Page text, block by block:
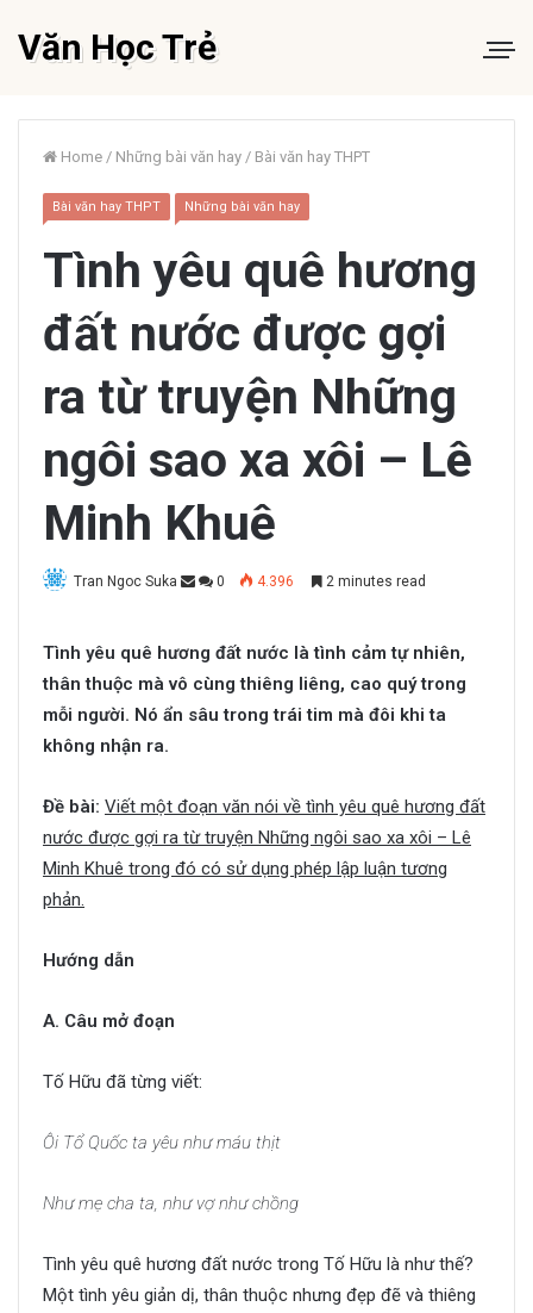
Văn Học Trẻ
Home / Những bài văn hay / Bài văn hay THPT
Bài văn hay THPT Những bài văn hay
Tình yêu quê hương
đất nước được gợi
ra từ truyện Những
ngôi sao xa xôi – Lê
Minh Khuê
Tran Ngoc Suka 0 4.396 2 minutes read
Tình yêu quê hương đất nước là tình cảm tự nhiên,
thân thuộc mà vô cùng thiêng liêng, cao quý trong
mỗi người. Nó ẩn sâu trong trái tim mà đôi khi ta
không nhận ra.
Đề bài: Viết một đoạn văn nói về tình yêu quê hương đất
nước được gợi ra từ truyện Những ngôi sao xa xôi – Lê
Minh Khuê trong đó có sử dụng phép lập luận tương
phản.
Hướng dẫn
A. Câu mở đoạn
Tố Hữu đã từng viết:
Ôi Tổ Quốc ta yêu như máu thịt
Như mẹ cha ta, như vợ như chồng
Tình yêu quê hương đất nước trong Tố Hữu là như thế?
Một tình yêu giản dị, thân thuộc nhưng đẹp đẽ và thiêng